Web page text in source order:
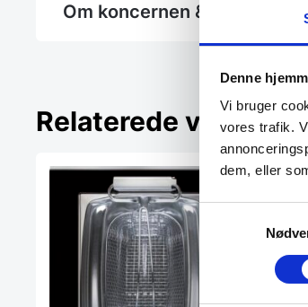
Denne
Vi bruger
vores trafik.
dem, eller
Om koncernen & god
Relaterede varer